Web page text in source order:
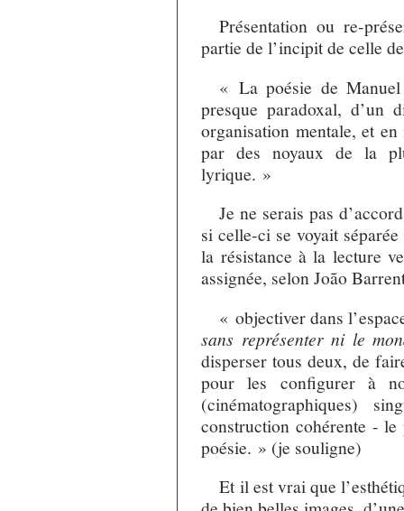
Présentation ou re-
partie de l’incipit de celle
« La poésie de
presque paradoxal, d’un
organisation mentale, et en
par des noyaux de la
lyrique. »
Je ne serais pas
si celle-ci se voyait
la résistance à la lecture
assignée, selon João
« objectiver dans
sans représenter ni le
disperser tous deux, de
pour les configurer à
(cinématographiques)
construction cohérente -
poésie. » (je souligne)
Et il est vrai que